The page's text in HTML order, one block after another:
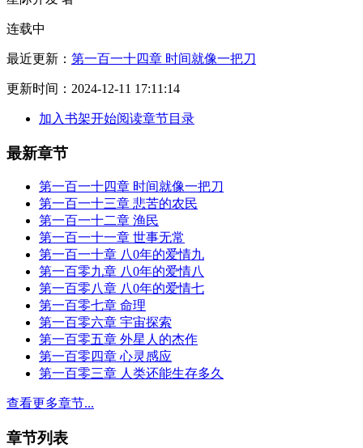
连载中
最近更新： 第一百一十四章 时间就像一把刀
更新时间： 2024-12-11 17:11:14
加入书架开始阅读章节目录
最新章节
第一百一十四章 时间就像一把刀
第一百一十三章 悲苦的农民
第一百一十二章 渔民
第一百一十一章 世事无常
第一百一十章 八0年的爱情九
第一百零九章 八0年的爱情八
第一百零八章 八0年的爱情七
第一百零七章 命理
第一百零六章 宇宙探索
第一百零五章 外星人的杰作
第一百零四章 心灵感应
第一百零三章 人类还能生存多久
查看更多章节...
章节列表